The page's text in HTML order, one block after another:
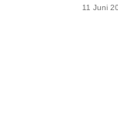
11 Juni